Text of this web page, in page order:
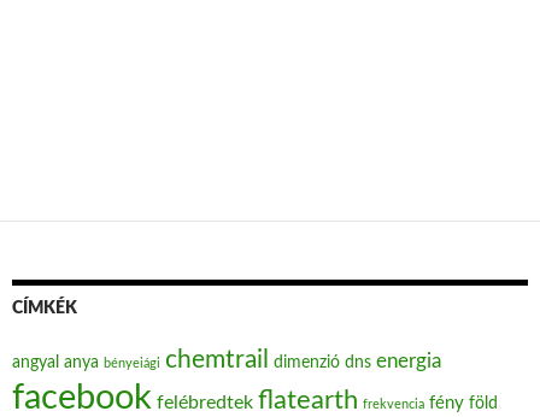
CÍMKÉK
angyal anya bényeiági chemtrail dimenzió dns energia
facebook felébredtek flatearth frekvencia fény föld